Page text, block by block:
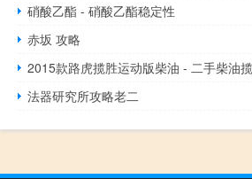
硝酸乙酯 - 硝酸乙酯稳定性
赤坂 攻略
2015款路虎揽胜运动版柴油 - 二手柴油
法器研究所攻略老二